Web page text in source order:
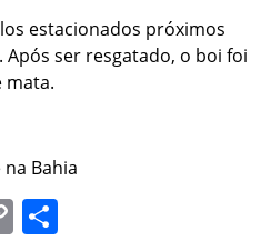
estacionados próximos
ser resgatado, o boi foi
mata.
Bahia
Copy